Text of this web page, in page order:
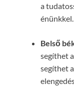
a
énünkkel.
Belső
segíthet
segíthet